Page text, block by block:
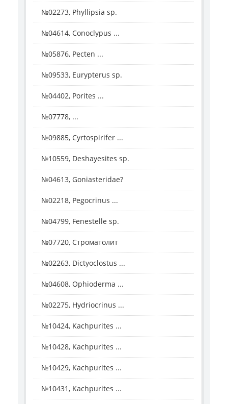
№02273, Phyllipsia sp.
№04614, Conoclypus ...
№05876, Pecten ...
№09533, Eurypterus sp.
№04402, Porites ...
№07778, ...
№09885, Cyrtospirifer ...
№10559, Deshayesites sp.
№04613, Goniasteridae?
№02218, Pegocrinus ...
№04799, Fenestelle sp.
№07720, Строматолит
№02263, Dictyoclostus ...
№04608, Ophioderma ...
№02275, Hydriocrinus ...
№10424, Kachpurites ...
№10428, Kachpurites ...
№10429, Kachpurites ...
№10431, Kachpurites ...